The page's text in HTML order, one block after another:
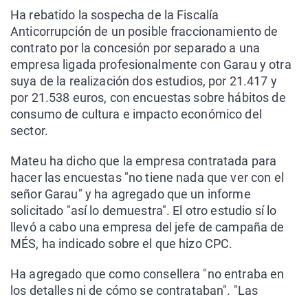
Ha rebatido la sospecha de la Fiscalía
Anticorrupción de un posible fraccionamiento de
contrato por la concesión por separado a una
empresa ligada profesionalmente con Garau y otra
suya de la realización dos estudios, por 21.417 y
por 21.538 euros, con encuestas sobre hábitos de
consumo de cultura e impacto económico del
sector.
Mateu ha dicho que la empresa contratada para
hacer las encuestas "no tiene nada que ver con el
señor Garau" y ha agregado que un informe
solicitado "así lo demuestra". El otro estudio sí lo
llevó a cabo una empresa del jefe de campaña de
MÉS, ha indicado sobre el que hizo CPC.
Ha agregado que como consellera "no entraba en
los detalles ni de cómo se contrataban". "Las